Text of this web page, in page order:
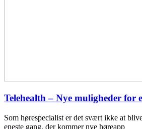
Telehealth – Nye muligheder for
Som hørespecialist er det svært ikke at
eneste gang, der kommer nye høreapp